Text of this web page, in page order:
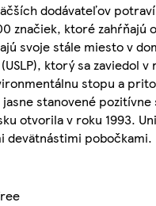
dodávateľov
značiek, ktoré zahŕňajú
svoje stále miesto v
ktorý sa zaviedol
stopu a
stanovené
otvorila v roku 1993.
devätnástimi pobočkami.